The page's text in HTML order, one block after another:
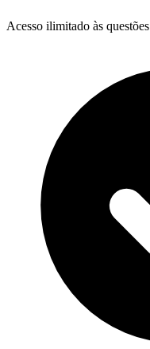
Acesso ilimitado às questões